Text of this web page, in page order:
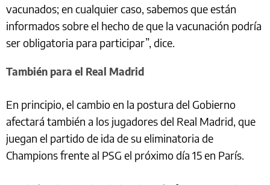
vacunados; en cualquier caso, sabemos que están
informados sobre el hecho de que la vacunación podría
ser obligatoria para participar”, dice.
También para el Real Madrid
En principio, el cambio en la postura del Gobierno
afectará también a los jugadores del Real Madrid, que
juegan el partido de ida de su eliminatoria de
Champions frente al PSG el próximo día 15 en París.